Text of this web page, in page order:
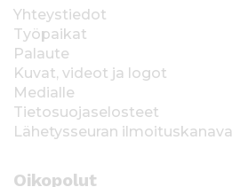
Yhteystiedot
Työpaikat
Palaute
Kuvat, videot ja logot
Medialle
Tietosuojaselosteet
Lähetysseuran ilmoituskanava
Oikopolut